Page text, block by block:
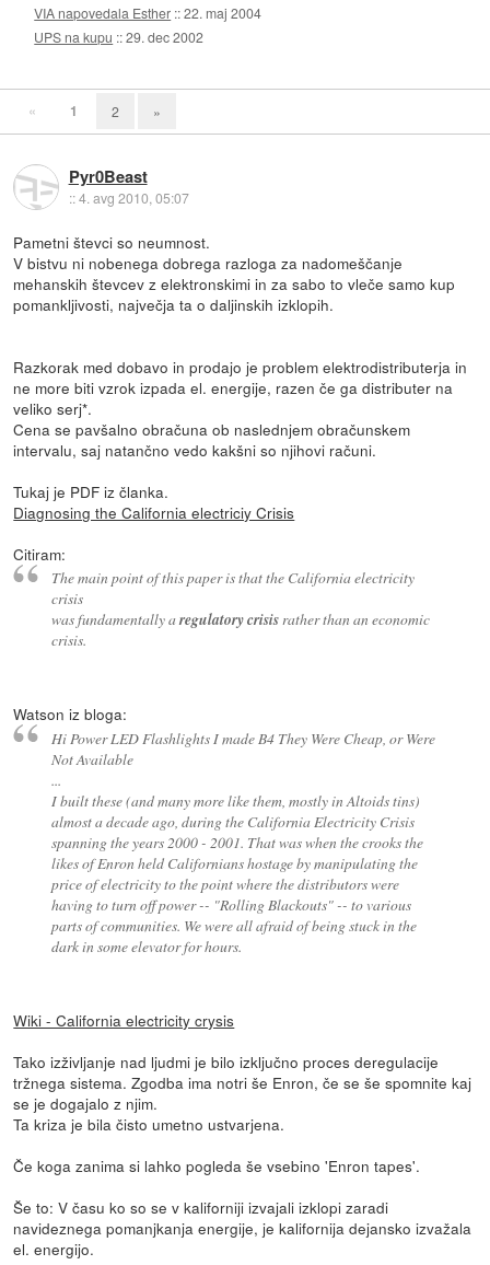
VIA napovedala Esther ::22. maj 2004
UPS na kupu ::29. dec 2002
« 1 2 »
Pyr0Beast
::4. avg 2010, 05:07
Pametni števci so neumnost.
V bistvu ni nobenega dobrega razloga za nadomeščanje
mehanskih števcev z elektronskimi in za sabo to vleče samo kup
pomankljivosti, največja ta o daljinskih izklopih.
Razkorak med dobavo in prodajo je problem elektrodistributerja in
ne more biti vzrok izpada el. energije, razen če ga distributer na
veliko serj*.
Cena se pavšalno obračuna ob naslednjem obračunskem
intervalu, saj natančno vedo kakšni so njihovi računi.
Tukaj je PDF iz članka.
Diagnosing the California electriciy Crisis
Citiram:
The main point of this paper is that the California electricity
crisis
was fundamentally aregulatory crisisrather than an economic
crisis.
Watson iz bloga:
Hi Power LED Flashlights I made B4 They Were Cheap, or Were
Not Available
...
I built these (and many more like them, mostly in Altoids tins)
almost a decade ago, during the California Electricity Crisis
spanning the years 2000 - 2001. That was when the crooks the
likes of Enron held Californians hostage by manipulating the
price of electricity to the point where the distributors were
having to turn off power -- "Rolling Blackouts" -- to various
parts of communities. We were all afraid of being stuck in the
dark in some elevator for hours.
Wiki - California electricity crysis
Tako izživljanje nad ljudmi je bilo izključno proces deregulacije
tržnega sistema. Zgodba ima notri še Enron, če se še spomnite kaj
se je dogajalo z njim.
Ta kriza je bila čisto umetno ustvarjena.
Če koga zanima si lahko pogleda še vsebino 'Enron tapes'.
Še to: V času ko so se v kaliforniji izvajali izklopi zaradi
navideznega pomanjkanja energije, je kalifornija dejansko izvažala
el. energijo.